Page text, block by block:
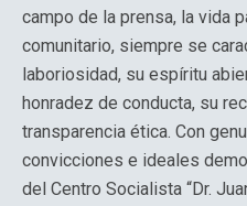
campo de la prensa, la vida
comunitario, siempre se
laboriosidad, su espíritu
honradez de conducta, su
transparencia ética. Con
convicciones e ideales
del Centro Socialista “Dr.